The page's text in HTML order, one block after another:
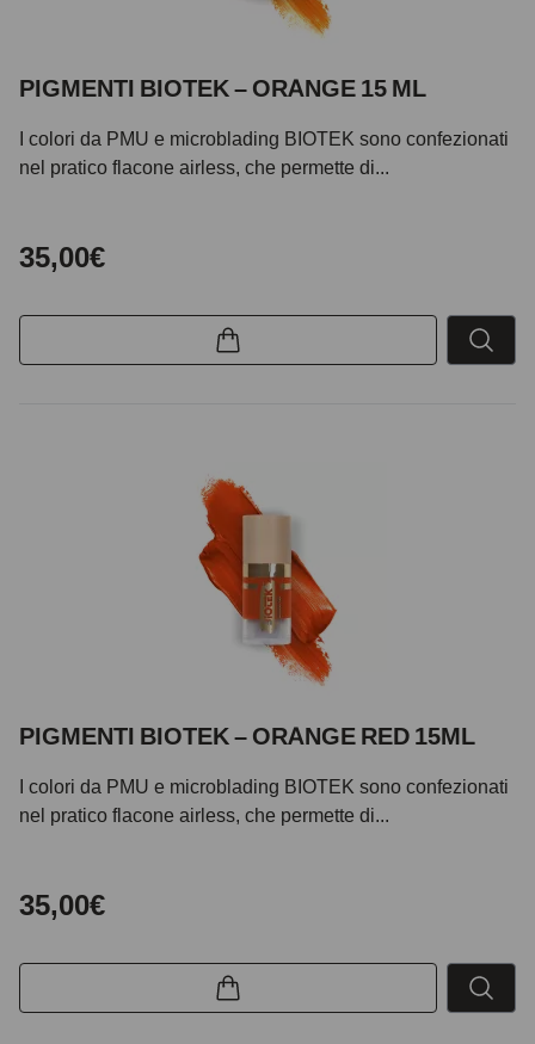
PIGMENTI BIOTEK – ORANGE 15 ML
I colori da PMU e microblading BIOTEK sono confezionati
nel pratico flacone airless, che permette di...
35,00€
PIGMENTI BIOTEK – ORANGE RED 15ML
I colori da PMU e microblading BIOTEK sono confezionati
nel pratico flacone airless, che permette di...
35,00€